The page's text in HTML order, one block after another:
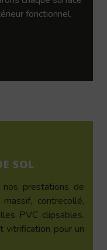
fonctionnel,
SOL
nos prestations de
contrecollé,
PVC clipsables.
vitrification pour un